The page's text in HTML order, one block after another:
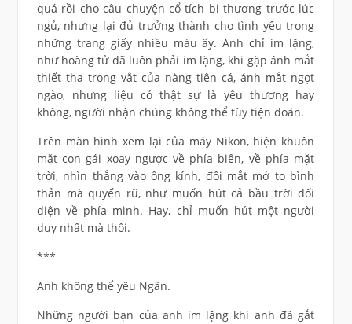
quá rồi cho câu chuyện cổ tích bi thương trước lúc
ngủ, nhưng lại đủ trưởng thành cho tình yêu trong
những trang giấy nhiều màu ấy. Anh chỉ im lặng,
như hoàng tử đã luôn phải im lặng, khi gặp ánh mắt
thiết tha trong vắt của nàng tiên cá, ánh mắt ngọt
ngào, nhưng liệu có thật sự là yêu thương hay
không, người nhận chúng không thể tùy tiện đoán.
Trên màn hình xem lại của máy Nikon, hiện khuôn
mặt con gái xoay ngược về phía biển, về phía mặt
trời, nhìn thẳng vào ống kính, đôi mắt mở to bình
thản mà quyến rũ, như muốn hút cả bầu trời đối
diện về phía mình. Hay, chỉ muốn hút một người
duy nhất mà thôi.
***
Anh không thể yêu Ngân.
Những người bạn của anh im lặng khi anh đã gắt